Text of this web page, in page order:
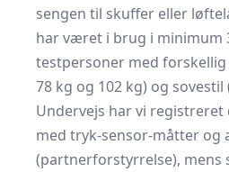
sengen til skuffer eller
har været i brug i
testpersoner med
78 kg og 102 kg) og sovestil
Undervejs har vi
med tryk-sensor-måtter og
(partnerforstyrrelse), mens